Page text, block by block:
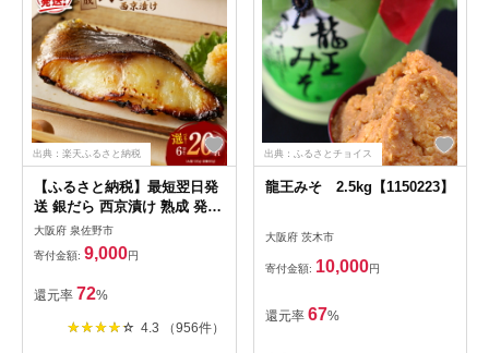
出典：楽天ふるさと納税
【ふるさと納税】最短翌日発
送 銀だら 西京漬け 熟成 発送
月が選べる 定番 80g / 大型
120g 6切れ ~ 20切れ 定期便
訳あり サイズ不揃い 鱈 調理
済 焼くだけ 簡単 海鮮 魚 惣
菜 西京焼き 味噌 おかず 冷凍
高評価 ランキング急上昇中 5
大阪府 泉佐野市
寄付金額: 9,000円
還元率 72%
4.3 （956件）
出典：ふるさとチョイス
龍王みそ 2.5kg【1150223】
大阪府 茨木市
寄付金額: 10,000円
還元率 67%